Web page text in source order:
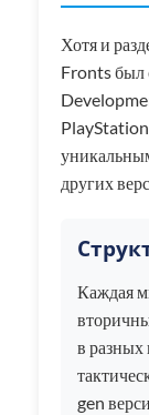
Хотя и
Fronts был
PlayStation
других
Каждая
в разных
gen